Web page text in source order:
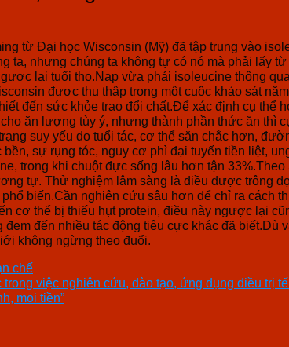
từ Đại học Wisconsin (Mỹ) đã tập trung vào
ta, nhưng chúng ta không tự có nó mà phải lấy
lại tuổi thọ.Nạp vừa phải isoleucine thông
được thu thập trong một cuộc khảo sát
đến sức khỏe trao đổi chất.Để xác định cụ thể
ăn lượng tùy ý, nhưng thành phần thức ăn thì
suy yếu do tuổi tác, cơ thể săn chắc hơn,
sự rụng tóc, nguy cơ phì đại tuyến tiền liệt,
trong khi chuột đực sống lâu hơn tận
tự. Thử nghiệm lâm sàng là điều được trông
biến.Cần nghiên cứu sâu hơn để chỉ ra
cơ thể bị thiếu hụt protein, điều này ngược lại
đến nhiều tác động tiêu cực khác đã biết.Dù
không ngừng theo đuổi.
chế
việc nghiên cứu, đào tạo, ứng dụng điều trị
moi tiền”